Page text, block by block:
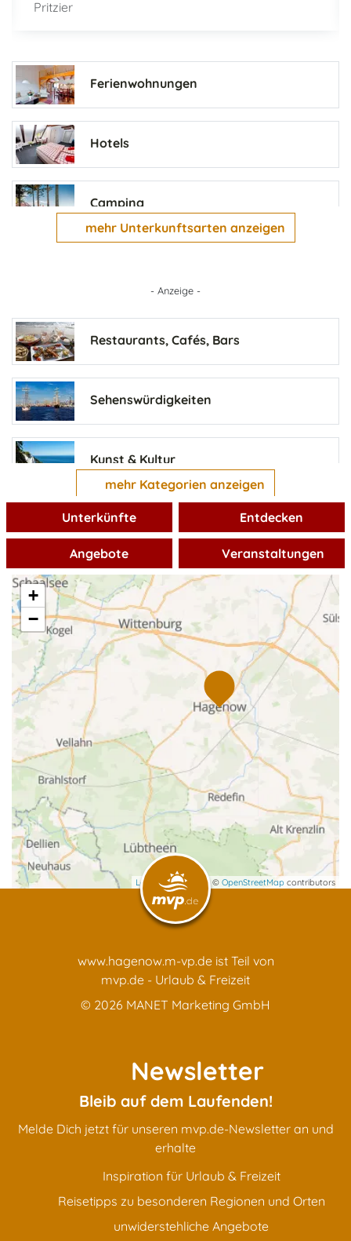
Pritzier
Ferienwohnungen
Hotels
Camping
Ferienhäuser
Barrierefreie Unterkünfte
Bauernhöfe
Familienferienstätten
Familienfreundliche Unterkünfte
Ferienhöfe
Ferienparks
Ferienwohnungen & Ferienhäuser
Glamping
Gruppenunterkünfte
Hausboote
Heuherbergen
Hotels & Pensionen
mehr Unterkunftsarten anzeigen
- Anzeige -
Restaurants, Cafés, Bars
Sehenswürdigkeiten
Kunst & Kultur
Freizeit & Sport
Wellness
Shopping
alles entdecken
mehr Kategorien anzeigen
Unterkünfte Entdecken
Angebote Veranstaltungen
+
−
Leaflet | map data © OpenStreetMap contributors
www.hagenow.m-vp.de ist Teil von
mvp.de - Urlaub & Freizeit
© 2026 MANET Marketing GmbH
Newsletter
Bleib auf dem Laufenden!
Melde Dich jetzt für unseren mvp.de-Newsletter an und
erhalte
Inspiration für Urlaub & Freizeit
Reisetipps zu besonderen Regionen und Orten
unwiderstehliche Angebote